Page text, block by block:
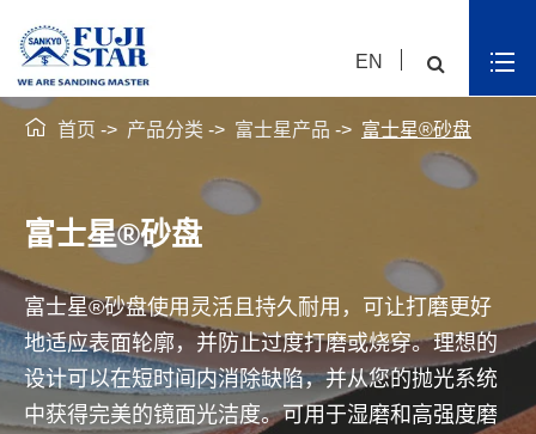
EN
富士星®砂盘
富士星®砂盘使用灵活且持久耐用，可让打磨更好
地适应表面轮廓，并防止过度打磨或烧穿。理想的
设计可以在短时间内消除缺陷，并从您的抛光系统
中获得完美的镜面光洁度。可用于湿磨和高强度磨
 首页 产品分类 富士星产品 富士星®砂盘